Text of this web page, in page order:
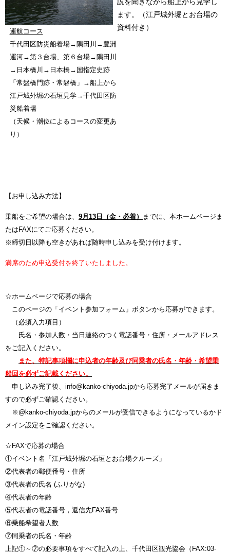
ます。（江戸城外堀とお台場の
資料付き）
運航コース
千代田区防災船着場→隅田川→豊洲
運河→第３台場、第６台場→隅田川
→日本橋川→日本橋→国指定史跡
「常盤橋門跡・常磐橋」→船上から
江戸城外堀の石垣見学→千代田区防
災船着場
（天候・潮位によるコースの変更あ
り）
【お申し込み方法】
乗船をご希望の場合は、 9月13日（金・必着）
までに、本ホームページま
たはFAXにてご応募ください。
※締切日以降も空きがあれば随時申し込みを受け付けます。
満席のため申込受付を終了いたしました。
☆ホームページで応募の場合
このページの「イベント参加フォーム」ボタンから応募ができます。
（必須入力項目）
氏名・参加人数・当日連絡のつく電話番号・住所・メールアドレス
をご記入ください。
また、特記事項欄に申込者の年齢及び同乗者の氏名・年齢・希望乗
船回を必ずご記載ください。
申し込み完了後、info@kanko-chiyoda.jpから応募完了メールが届きま
すので必ずご確認ください。
※@kanko-chiyoda.jpからのメールが受信できるようになっているかド
メイン設定をご確認ください。
☆FAXで応募の場合
①イベント名「江戸城外堀の石垣とお台場クルーズ」
②代表者の郵便番号・住所
③代表者の氏名 (ふりがな)
④代表者の年齢
⑤代表者の電話番号，返信先FAX番号
⑥乗船希望者人数
⑦同乗者の氏名・年齢
上記①～⑦の必要事項をすべて記入の上、千代田区観光協会（FAX:03-